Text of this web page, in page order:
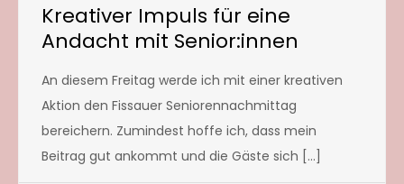
Kreativer Impuls für eine
Andacht mit Senior:innen
An diesem Freitag werde ich mit einer kreativen
Aktion den Fissauer Seniorennachmittag
bereichern. Zumindest hoffe ich, dass mein
Beitrag gut ankommt und die Gäste sich […]